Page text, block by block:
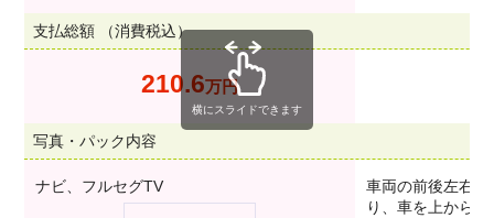
支払総額 （消費税込）
210.6万円
写真・パック内容
ナビ、フルセグTV
車両の前後左右
り、車を上から
横にスライドできます